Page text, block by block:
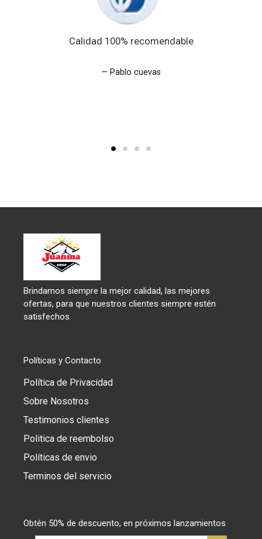
Calidad 100% recomendable
Pablo cuevas
Brindamos siempre la mejor calidad, las mejores
ofertas, para que nuestros clientes siempre estén
satisfechos.
Políticas y Contacto
Política de Privacidad
Sobre Nosotros
Testimonios clientes
Politica de reembolso
Políticas de envio
Terminos del servicio
Obtén 50% de descuento, en próximos lanzamientos